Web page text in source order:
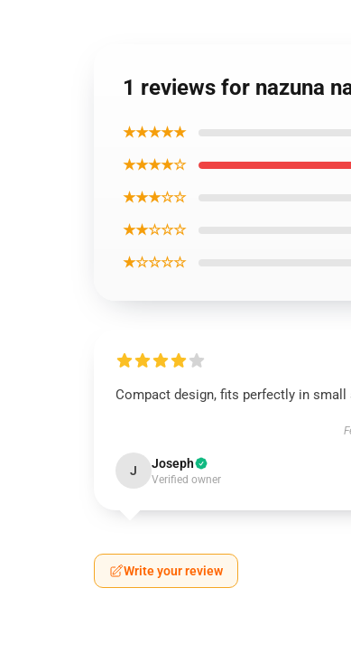
1 reviews for nazuna
★★★★★
★★★★☆
★★★☆☆
★★☆☆☆
★☆☆☆☆
Compact design, fits perfectly in small
J Joseph
Verified owner
Write your review